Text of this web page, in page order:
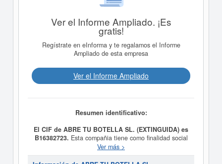
Ver el Informe Ampliado. ¡Es
gratis!
Regístrate en eInforma y te regalamos el Informe
Ampliado de esta empresa
Ver el Informe Ampliado
Resumen identificativo:
El CIF de ABRE TU BOTELLA SL. (EXTINGUIDA) es
B16382723. Esta compañia tiene como finalidad social
a) La compra, venta, fabricación, almacenamiento,
comercialización al por mayor y por menor, a domicilio y
Ver más >